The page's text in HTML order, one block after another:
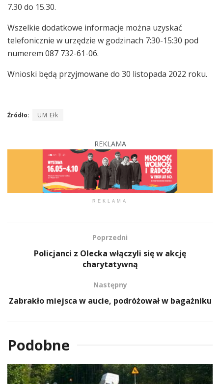
7.30 do 15.30.
Wszelkie dodatkowe informacje można uzyskać
telefonicznie w urzędzie w godzinach 7:30-15:30 pod
numerem 087 732-61-06.
Wnioski będą przyjmowane do 30 listopada 2022 roku.
Źródło: UM Ełk
REKLAMA
REKLAMA
Poprzedni
Policjanci z Olecka włączyli się w akcję
charytatywną
Następny
Zabrakło miejsca w aucie, podróżował w bagażniku
Podobne